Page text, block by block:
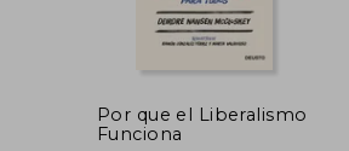
Por que el Liberalismo
Funciona